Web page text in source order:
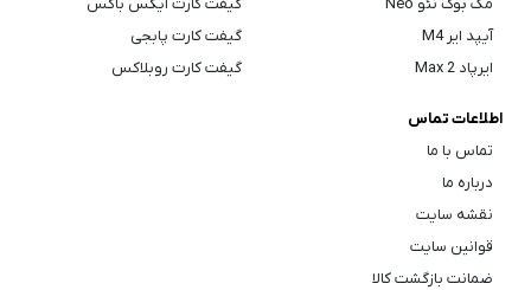
آیپد ایر M4
ایرپاد Max 2
گیفت کارت پابجی
گیفت کارت روبلاکس
اطلاعات تماس
تماس با ما
درباره ما
نقشه سایت
قوانین سایت
ضمانت بازگشت کالا